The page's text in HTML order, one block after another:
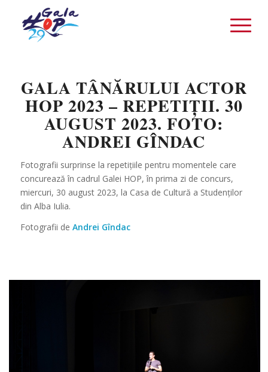
GALA TÂNĂRULUI ACTOR
HOP 2023 – REPETIȚII. 30
AUGUST 2023. FOTO:
ANDREI GÎNDAC
Fotografii surprinse la repetițiile pentru momentele care
concurează în cadrul Galei HOP, în prima zi de concurs,
miercuri, 30 august 2023, la Casa de Cultură a Studenților
din Alba Iulia.
Fotografii de Andrei Gîndac